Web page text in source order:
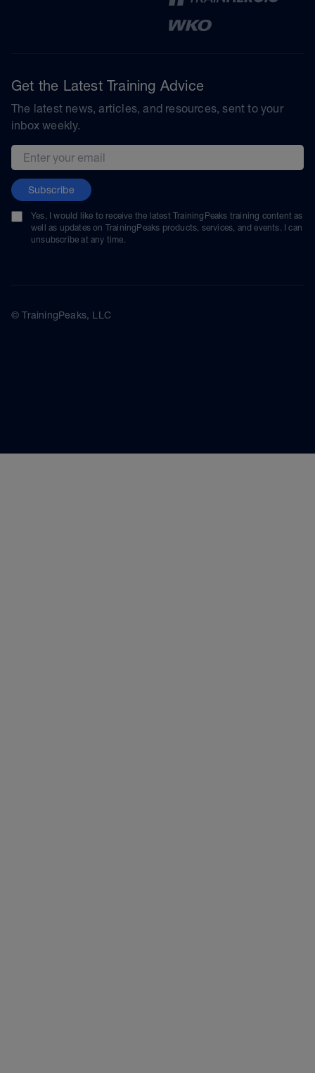
Get the Latest Training Advice
The latest news, articles, and resources, sent to your
inbox weekly.
Email address
Subscribe
Yes, I would like to receive the latest TrainingPeaks training content as
well as updates on TrainingPeaks products, services, and events. I can
unsubscribe at any time.
© TrainingPeaks, LLC